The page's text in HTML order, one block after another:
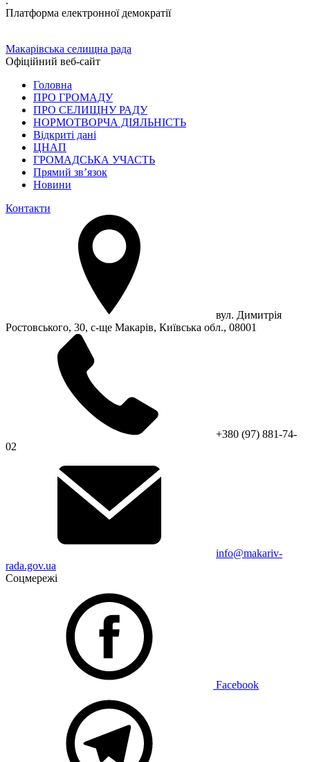
Платформа електронної демократії
Макарівська селищна рада
Офіційний веб-сайт
Головна
ПРО ГРОМАДУ
ПРО СЕЛИЩНУ РАДУ
НОРМОТВОРЧА ДІЯЛЬНІСТЬ
Відкриті дані
ЦНАП
ГРОМАДСЬКА УЧАСТЬ
Прямий зв’язок
Новини
Контакти
вул. Димитрія
Ростовського, 30, с-ще Макарів, Київська обл., 08001
+380 (97) 881-74-
02
info@makariv-
rada.gov.ua
Соцмережі
Facebook